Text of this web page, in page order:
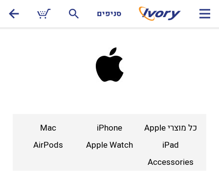
סניפים
כל מוצרי Apple iPhone
Mac
iPad
Apple Watch
AirPods
Accessories